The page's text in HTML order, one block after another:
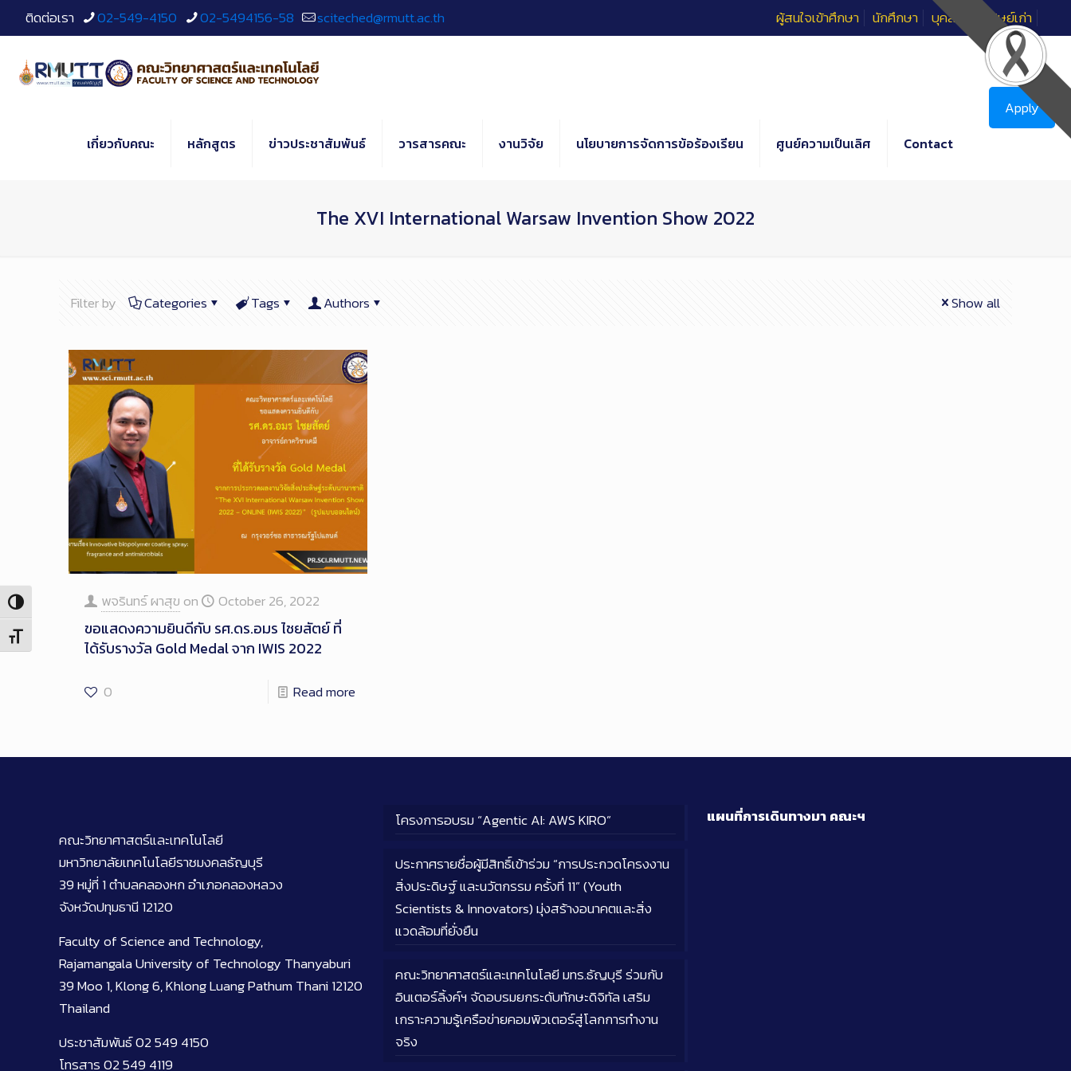
to
Content
Toggle High Contrast
Toggle Font size
ติดต่อเรา 02-549-4150 02-5494156-58 sciteched@rmutt.ac.th ผู้สนใจเข้าศึกษา นักศึกษา บุคลากร ศิษย์เก่า
เกี่ยวกับคณะ หลักสูตร ข่าวประชาสัมพันธ์ วารสารคณะ งานวิจัย นโยบายการจัดการข้อร้องเรียน ศูนย์ความเป็นเลิศ Contact
Apply
The XVI International Warsaw Invention Show 2022
Filter by Categories Tags Authors Show all
พจรินทร์ ผาสุข on October 26, 2022
ขอแสดงความยินดีกับ รศ.ดร.อมร ไชยสัตย์ ที่
ได้รับรางวัล Gold Medal จาก IWIS 2022
0 Read more
คณะวิทยาศาสตร์และเทคโนโลยี
มหาวิทยาลัยเทคโนโลยีราชมงคลธัญบุรี
39 หมู่ที่ 1 ตำบลคลองหก อำเภอคลองหลวง
จังหวัดปทุมธานี 12120
Faculty of Science and Technology,
Rajamangala University of Technology Thanyaburi
39 Moo 1, Klong 6, Khlong Luang Pathum Thani 12120
Thailand
ประชาสัมพันธ์ 02 549 4150
โทรสาร 02 549 4119
โครงการอบรม “Agentic AI: AWS KIRO”
ประกาศรายชื่อผู้มีสิทธิ์เข้าร่วม “การประกวดโครงงาน
สิ่งประดิษฐ์ และนวัตกรรม ครั้งที่ 11” (Youth
Scientists & Innovators) มุ่งสร้างอนาคตและสิ่ง
แวดล้อมที่ยั่งยืน
คณะวิทยาศาสตร์และเทคโนโลยี มทร.ธัญบุรี ร่วมกับ
อินเตอร์ลิ้งค์ฯ จัดอบรมยกระดับทักษะดิจิทัล เสริม
เกราะความรู้เครือข่ายคอมพิวเตอร์สู่โลกการทำงาน
จริง
แผนที่การเดินทางมาคณะฯ